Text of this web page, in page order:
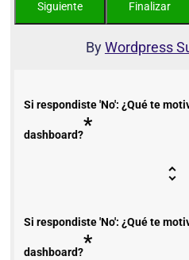
ByWordpress
Si respondiste 'No': ¿Qué te
dashboard?*
Si respondiste 'No': ¿Qué te
dashboard?*